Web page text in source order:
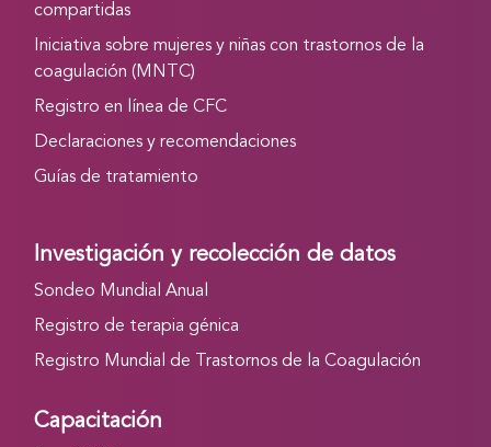
compartidas
Iniciativa sobre mujeres y niñas con trastornos de la
coagulación (MNTC)
Registro en línea de CFC
Declaraciones y recomendaciones
Guías de tratamiento
Investigación y recolección de datos
Sondeo Mundial Anual
Registro de terapia génica
Registro Mundial de Trastornos de la Coagulación
Capacitación